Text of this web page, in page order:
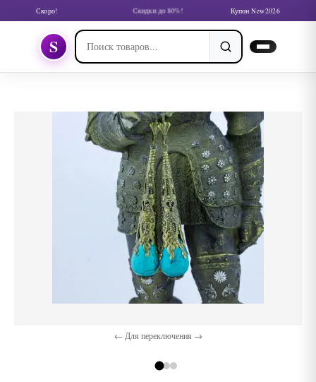
Скоро! Скидки до 80%! Купон New2026
S
← Для переключения →